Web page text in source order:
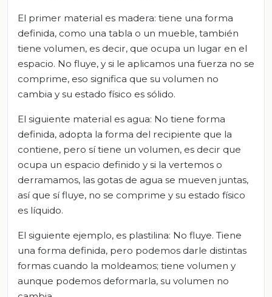
El primer material es madera: tiene una forma
definida, como una tabla o un mueble, también
tiene volumen, es decir, que ocupa un lugar en el
espacio. No fluye, y si le aplicamos una fuerza no se
comprime, eso significa que su volumen no
cambia y su estado físico es sólido.
El siguiente material es agua: No tiene forma
definida, adopta la forma del recipiente que la
contiene, pero sí tiene un volumen, es decir que
ocupa un espacio definido y si la vertemos o
derramamos, las gotas de agua se mueven juntas,
así que sí fluye, no se comprime y su estado físico
es líquido.
El siguiente ejemplo, es plastilina: No fluye. Tiene
una forma definida, pero podemos darle distintas
formas cuando la moldeamos; tiene volumen y
aunque podemos deformarla, su volumen no